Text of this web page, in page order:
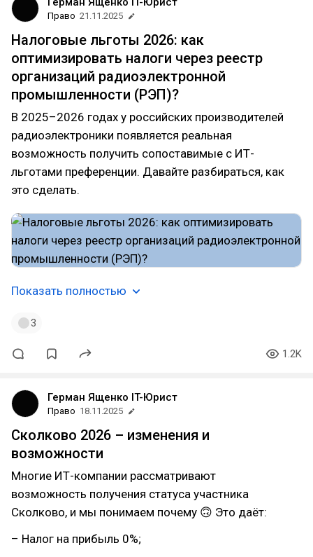
Право 21.11.2025
Налоговые льготы 2026: как
оптимизировать налоги через реестр
организаций радиоэлектронной
промышленности (РЭП)?
В 2025–2026 годах у российских производителей
радиоэлектроники появляется реальная
возможность получить сопоставимые с ИТ-
льготами преференции. Давайте разбираться, как
это сделать.
Показать полностью
3
1.2K
Герман Ященко IT-Юрист
Право 18.11.2025
Сколково 2026 – изменения и
возможности
Многие ИТ-компании рассматривают
возможность получения статуса участника
Сколково, и мы понимаем почему 🙃 Это даёт:
– Налог на прибыль 0%;